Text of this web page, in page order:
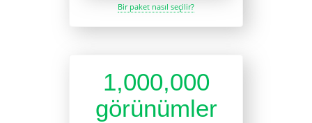
Bir paket nasıl seçilir?
1,000,000
görünümler